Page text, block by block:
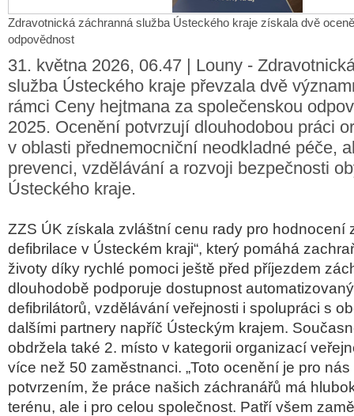
Zdravotnická záchranná služba Ústeckého kraje získala dvě
odpovědnost
31. května 2026, 06.47 | Louny -
služba Ústeckého kraje převzala dvě
rámci Ceny hejtmana za společenskou
2025. Ocenění potvrzují dlouhodobou práci
v oblasti přednemocniční neodkladné péče,
prevenci, vzdělávání a rozvoji bezpečnosti
Ústeckého kraje.
ZZS ÚK získala zvláštní cenu rady pro hodnocení
defibrilace v Ústeckém kraji“, který pomáhá
životy díky rychlé pomoci ještě před příjezdem
dlouhodobě podporuje dostupnost
defibrilátorů, vzdělávání veřejnosti i spolupráci s
dalšími partnery napříč Ústeckým krajem.
obdržela také 2. místo v kategorii organizací
více než 50 zaměstnanci. „Toto ocenění je pro
potvrzením, že práce našich záchranářů má
terénu, ale i pro celou společnost. Patří všem